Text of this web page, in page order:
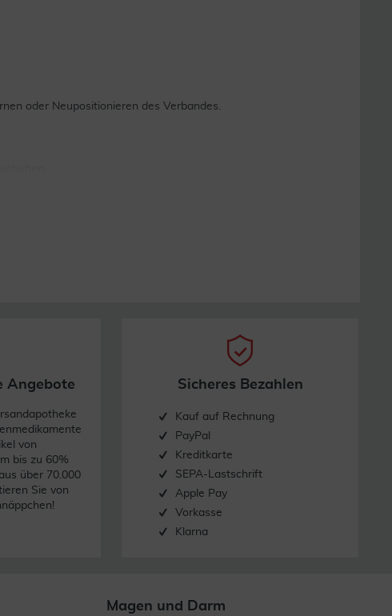
oder Neupositionieren des Verbandes.
Angebote
von
bis zu 60%
über 70.000
Sie von
Sicheres Bezahlen
Kauf auf Rechnung
PayPal
Kreditkarte
SEPA-Lastschrift
Apple Pay
Vorkasse
Klarna
Magen und Darm